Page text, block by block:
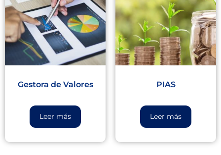
Gestora de Valores
Leer más
PIAS
Leer más